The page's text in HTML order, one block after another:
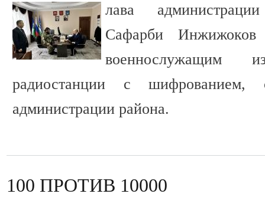
лава
Сафарби
военнослужащим
радиостанции с шифрованием,
администрации района.
100 ПРОТИВ 10000